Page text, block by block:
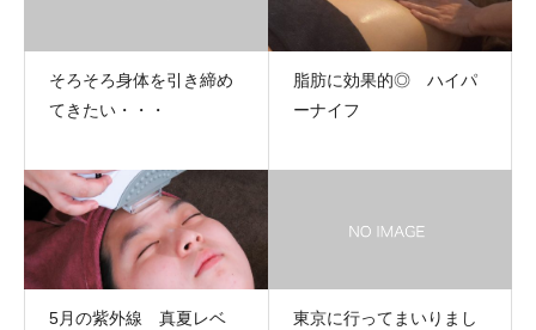
そろそろ身体を引き締め
てきたい・・・
脂肪に効果的◎ ハイパ
ーナイフ
5月の紫外線 真夏レベ
東京に行ってまいりまし